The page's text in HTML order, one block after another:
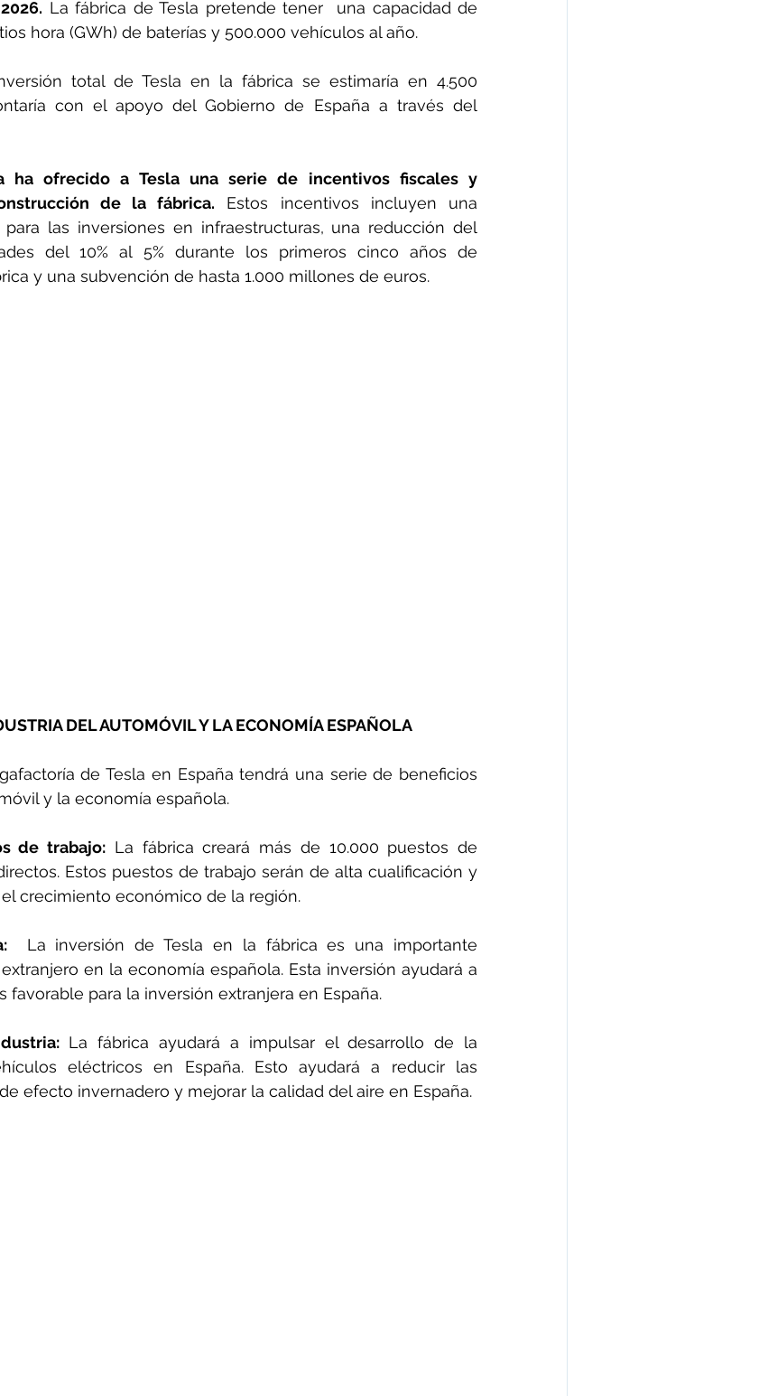
La fábrica de Tesla pretende tener  una capacidad de
hora (GWh) de baterías y 500.000 vehículos al año.
total de Tesla en la fábrica se estimaría en 4.500
con el apoyo del Gobierno de España a través del
ha ofrecido a Tesla una serie de incentivos fiscales y
de la fábrica. Estos incentivos incluyen una
las inversiones en infraestructuras, una reducción del
del 10% al 5% durante los primeros cinco años de
y una subvención de hasta 1.000 millones de euros.
DEL AUTOMÓVIL Y LA ECONOMÍA ESPAÑOLA
de Tesla en España tendrá una serie de beneficios
y la economía española.
de trabajo: La fábrica creará más de 10.000 puestos de
Estos puestos de trabajo serán de alta cualificación y
crecimiento económico de la región.
La inversión de Tesla en la fábrica es una importante
en la economía española. Esta inversión ayudará a
favorable para la inversión extranjera en España.
La fábrica ayudará a impulsar el desarrollo de la
eléctricos en España. Esto ayudará a reducir las
efecto invernadero y mejorar la calidad del aire en España.